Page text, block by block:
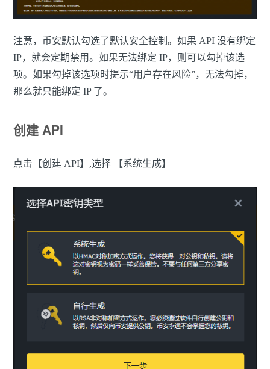
注意，币安默认勾选了默认安全控制。如果 API 没有绑定
IP，就会定期禁用。如果无法绑定 IP，则可以勾掉该选
项。如果勾掉该选项时提示“用户存在风险”，无法勾掉，
那么就只能绑定 IP 了。
创建 API
点击【创建 API】,选择 【系统生成】